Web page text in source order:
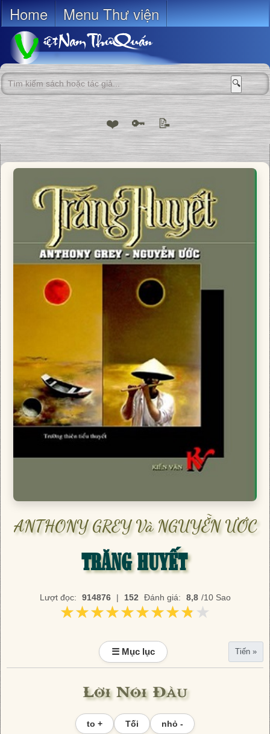
Home Menu Thư viện
🔍
❤️ 🔑 📝
ANTHONY GREY Và NGUYỄN ƯỚC
TRĂNG HUYẾT
Lượt đọc: 914876 | 152 Đánh giá: 8,8 /10 Sao
★★★★★★★★★★
★★★★★★★★★★
☰ Mục lục Tiến »
Lời Nói Đầu
to + Tối nhỏ -